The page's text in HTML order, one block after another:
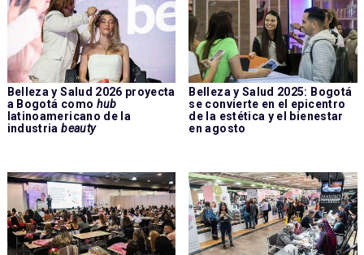
Belleza y Salud 2026 proyecta
a Bogotá como hub
latinoamericano de la
industria beauty
Belleza y Salud 2025: Bogotá
se convierte en el epicentro
de la estética y el bienestar
en agosto